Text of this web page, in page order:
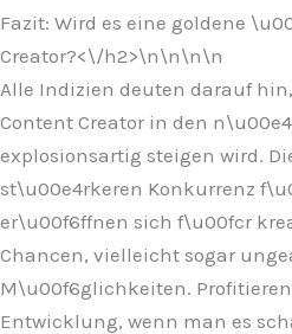
Fazit: Wird es eine goldene
Creator?<\/h2>\n\n\n\n
Alle Indizien deuten darauf
Content Creator in den
explosionsartig steigen wird.
st\u00e4rkeren Konkurrenz
er\u00f6ffnen sich f\u00fcr
Chancen, vielleicht sogar
M\u00f6glichkeiten.
Entwicklung, wenn man es